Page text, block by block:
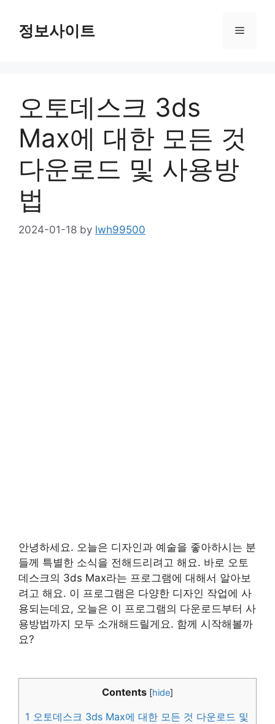
content정보사이트 Menu
오토데스크 3ds
Max에 대한 모든 것
다운로드 및 사용방
법
2024-01-18 by lwh99500
안녕하세요. 오늘은 디자인과 예술을 좋아하시는 분
들께 특별한 소식을 전해드리려고 해요. 바로 오토
데스크의 3ds Max라는 프로그램에 대해서 알아보
려고 해요. 이 프로그램은 다양한 디자인 작업에 사
용되는데요, 오늘은 이 프로그램의 다운로드부터 사
용방법까지 모두 소개해드릴게요. 함께 시작해볼까
요?
Contents [hide]
1 오토데스크 3ds Max에 대한 모든 것 다운로드 및